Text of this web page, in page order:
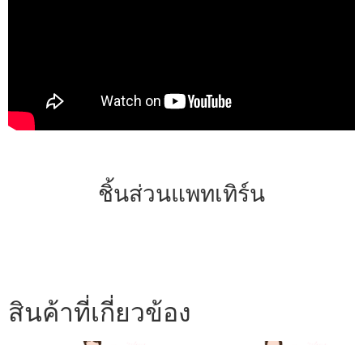
ชิ้นส่วนแพทเทิร์น
สินค้าที่เกี่ยวข้อง